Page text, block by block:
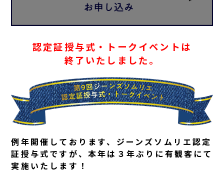
認定証授与式・トークイベントは
終了いたしました。
例年開催しております、ジーンズソムリエ認定
証授与式ですが、本年は３年ぶりに有観客にて
実施いたします！